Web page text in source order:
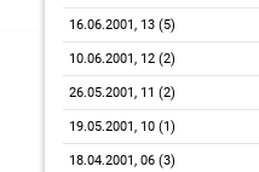
16.06.2001, 13 (5)
10.06.2001, 12 (2)
26.05.2001, 11 (2)
19.05.2001, 10 (1)
18.04.2001, 06 (3)